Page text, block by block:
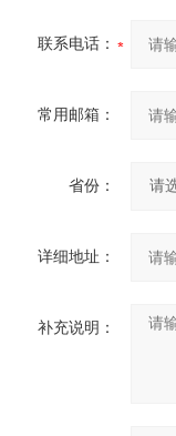
联系电话：
常用邮箱：
省份：
详细地址：
补充说明：